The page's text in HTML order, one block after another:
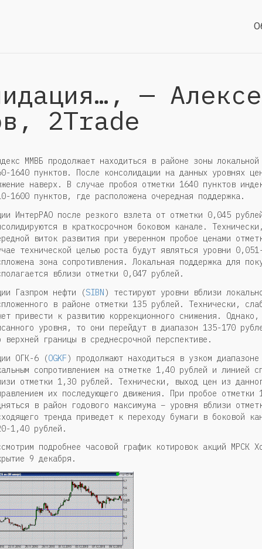
—
2Trade
ММВБ продолжает находиться в районе зоны
1640 пунктов. После консолидации на данных уровнях
наверх. В случае пробоя отметки 1640 пунктов
1600 пунктов, где расположена очередная поддержка.
ИнтерРАО после резкого взлета от отметки 0,045
в краткосрочном боковом канале.
виток развития при уверенном пробое ценами
технической целью роста будут являться уровни
зона сопротивления. Локальная поддержка для
вблизи отметки 0,047 рублей.
Газпром нефти (SIBN) тестируют уровни вблизи
в районе отметки 135 рублей. Технически,
привести к развитию коррекционного снижения.
уровня, то они перейдут в диапазон 135-170
верхней границы в среднесрочной перспективе.
ОГК-6 (OGKF) продолжают находиться в узком
сопротивлением на отметке 1,40 рублей и линией
отметки 1,30 рублей. Технически, выход цен из
их последующего движения. При пробое отметки
в район годового максимума – уровня вблизи
тренда приведет к переходу бумаги в боковой
1,40 рублей.
подробнее часовой график котировок акций МРСК
9 декабря.